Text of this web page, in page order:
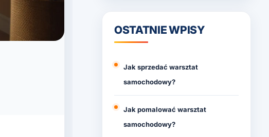
OSTATNIE WPISY
Jak sprzedać warsztat
samochodowy?
Jak pomalować warsztat
samochodowy?